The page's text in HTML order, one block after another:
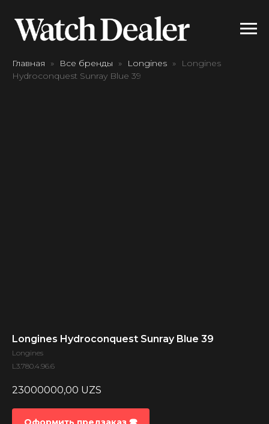
Главная Все бренды Longines
Longines
Hydroconquest Sunray Blue 39
Longines Hydroconquest Sunray Blue 39
Longines
L3.780.4.96.6
23000000,00 UZS